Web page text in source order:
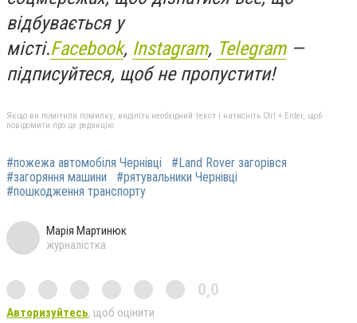
відбувається у
місті.Facebook, Instagram, Telegram—
підписуйтеся, щоб не пропустити!
Якщо ви помітили помилку, виділіть необхідний текст і натисніть Ctrl + Enter, щоб
повідомити про це редакцію
#пожежа автомобіля Чернівці
#Land Rover загорівся
#загоряння машини
#рятувальники Чернівці
#пошкодження транспорту
Марія Мартинюк
журналістка
0,0
Авторизуйтесь, щоб оцінити